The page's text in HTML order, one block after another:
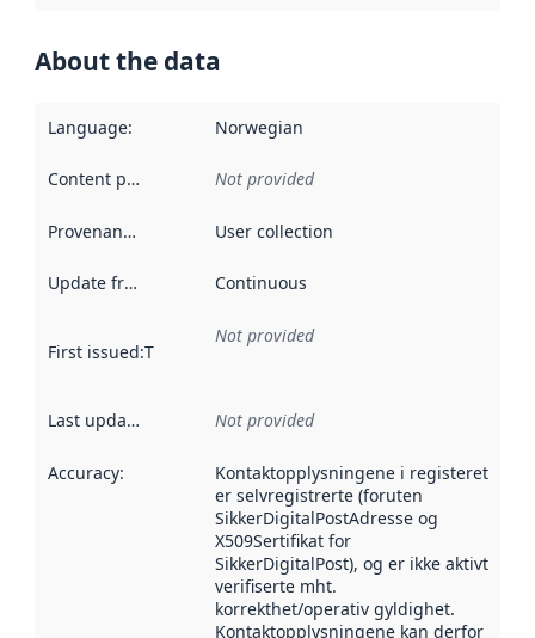
About the data
Language: Norwegian
Content providers Not provided
Provenance User collection
Update frequency Continuous
First issued:This date indicates when the data in this
Not provided
Last updated Not provided
Accuracy:
Kontaktopplysningene i registeret
er selvregistrerte (foruten
SikkerDigitalPostAdresse og
X509Sertifikat for
SikkerDigitalPost), og er ikke aktivt
verifiserte mht.
korrekthet/operativ gyldighet.
Kontaktopplysningene kan derfor